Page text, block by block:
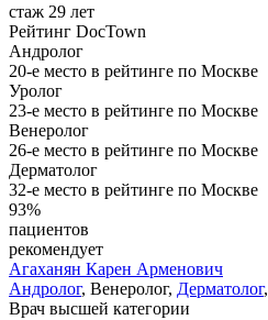
стаж 29 лет
Рейтинг DocTown
Андролог
20-е место в рейтинге по Москве
Уролог
23-е место в рейтинге по Москве
Венеролог
26-е место в рейтинге по Москве
Дерматолог
32-е место в рейтинге по Москве
93%
пациентов
рекомендует
Агаханян Карен Арменович
Андролог, Венеролог, Дерматолог,
Врач высшей категории